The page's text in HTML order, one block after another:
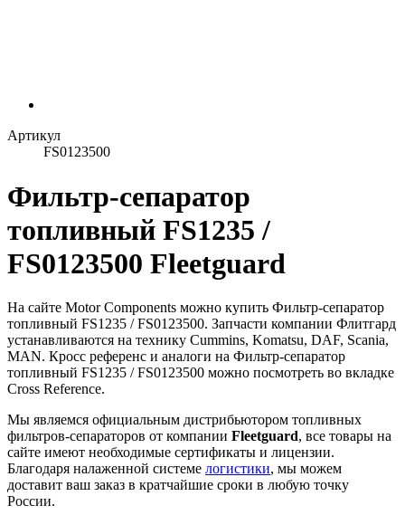
Артикул
FS0123500
Фильтр-сепаратор
топливный FS1235 /
FS0123500 Fleetguard
На сайте Motor Components можно купить Фильтр-сепаратор
топливный FS1235 / FS0123500. Запчасти компании Флитгард
устанавливаются на технику Cummins, Komatsu, DAF, Scania,
MAN. Кросс референс и аналоги на Фильтр-сепаратор
топливный FS1235 / FS0123500 можно посмотреть во вкладке
Cross Reference.
Мы являемся официальным дистрибьютором топливных
фильтров-сепараторов от компании Fleetguard, все товары на
сайте имеют необходимые сертификаты и лицензии.
Благодаря налаженной системе логистики, мы можем
доставит ваш заказ в кратчайшие сроки в любую точку
России.